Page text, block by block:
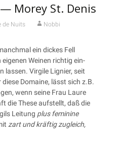
Morey St. Denis
de Nuits Nobbi
ein dickes Fell
Wei­nen rich­tig ein­
las­sen. Vir­gi­le Lignier, seit
Domaine, lässt sich z.B.
wenn sei­ne Frau Lau­re
die The­se auf­stellt, daß die
Lei­tung plus femi­ni­ne
zart und kräf­tig zugleich,